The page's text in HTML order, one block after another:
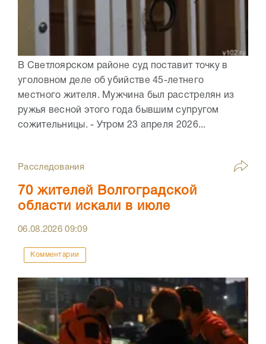
В Светлоярском районе суд поставит точку в
уголовном деле об убийстве 45-летнего
местного жителя. Мужчина был расстрелян из
ружья весной этого года бывшим супругом
сожительницы. - Утром 23 апреля 2026...
Расследования
70 жителей Волгоградской
области искали в июле
06.08.202609:09
Комментарии